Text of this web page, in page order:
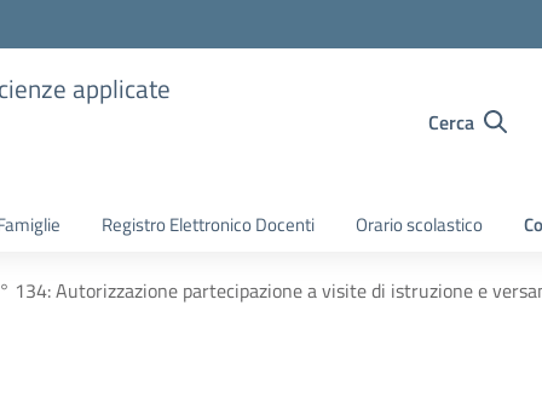
applicate
Cerca
Registro Elettronico Docenti Orario scolastico
134: Autorizzazione partecipazione a visite di istruzione e